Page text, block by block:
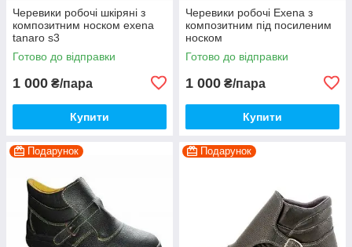
Черевики робочі шкіряні з
композитним носком exena
tanaro s3
Готово до відправки
1 000 ₴/пара
Купити
Черевики робочі Exena з
композитним під посиленим
носком
Готово до відправки
1 000 ₴/пара
Купити
Подарунок Подарунок